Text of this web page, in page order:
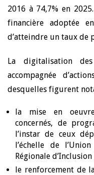
2016 à 74,7% en
financière adoptée
d’atteindre un taux de
La digitalisation
accompagnée
desquelles figurent
la mise en
concernés, de
l’instar de ceux
l’échelle de
Régionale
le renforcement de